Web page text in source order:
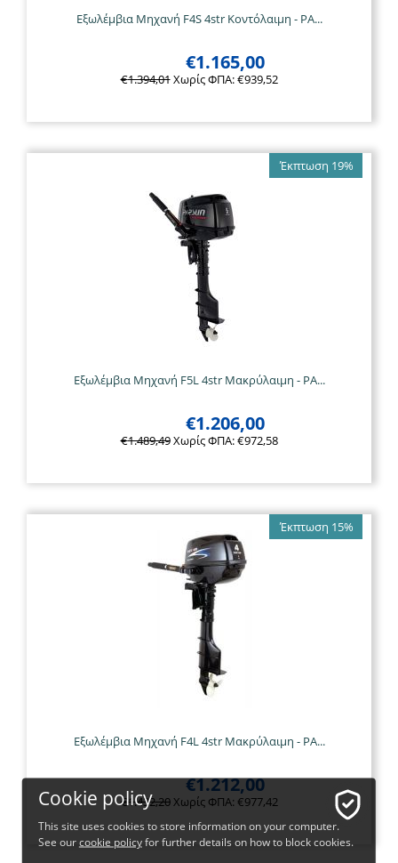
Εξωλέμβια Μηχανή F4S 4str Κοντόλαιμη - PA...
€1.394,01
€1.165,00
Χωρίς ΦΠΑ:€939,52
Έκπτωση 19%
Εξωλέμβια Μηχανή F5L 4str Μακρύλαιμη - PA...
€1.489,49
€1.206,00
Χωρίς ΦΠΑ:€972,58
Έκπτωση 15%
Εξωλέμβια Μηχανή F4L 4str Μακρύλαιμη - PA...
€1.432,20
€1.212,00
Χωρίς ΦΠΑ: €977,42
Cookie policy
This site uses cookies to store information on your computer.
See ourcookie policyfor further details on how to block cookies.